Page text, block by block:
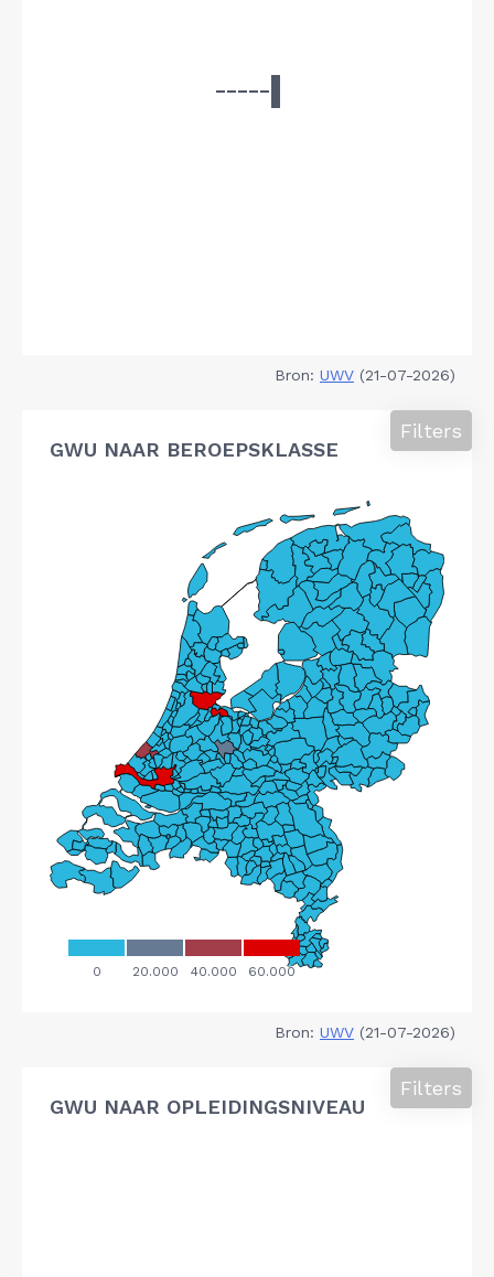
Bron: UWV (21-07-2026)
GWU NAAR BEROEPSKLASSE
Filters
Bron: UWV (21-07-2026)
GWU NAAR OPLEIDINGSNIVEAU
Filters